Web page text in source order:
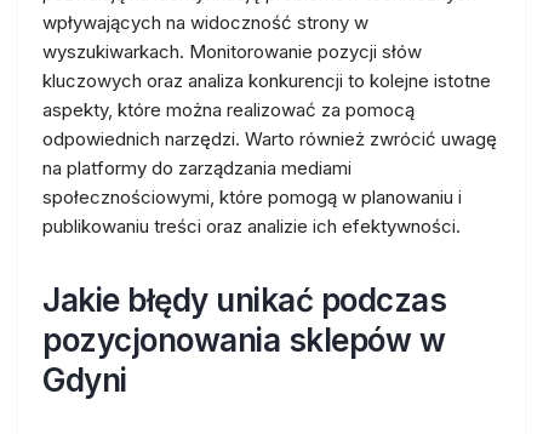
wpływających na widoczność strony w
wyszukiwarkach. Monitorowanie pozycji słów
kluczowych oraz analiza konkurencji to kolejne istotne
aspekty, które można realizować za pomocą
odpowiednich narzędzi. Warto również zwrócić uwagę
na platformy do zarządzania mediami
społecznościowymi, które pomogą w planowaniu i
publikowaniu treści oraz analizie ich efektywności.
Jakie błędy unikać podczas
pozycjonowania sklepów w
Gdyni